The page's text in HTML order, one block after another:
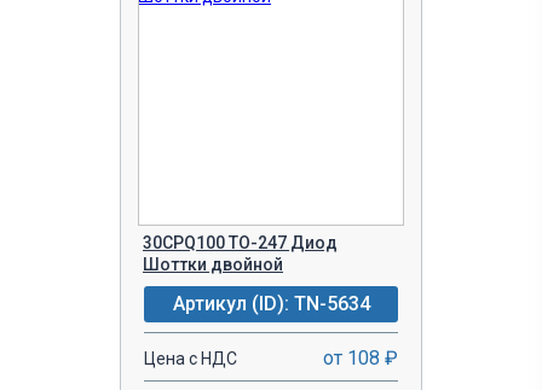
30CPQ100 TO-247 Диод
Шоттки двойной
Артикул (ID): TN-5634
Цена с НДС от 108 ₽